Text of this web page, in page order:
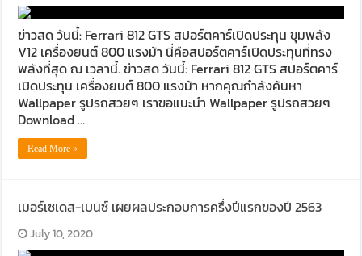
ข่าวสด วันนี้: Ferrari 812 GTS สปอร์ตคาร์เปิดประทุน ขุมพลัง
V12 เครื่องยนต์ 800 แรงม้า นี่คือสปอร์ตคาร์เปิดประทุนที่ทรง
พลังที่สุด ณ เวลานี้. ข่าวสด วันนี้: Ferrari 812 GTS สปอร์ตคาร์
เปิดประทุน เครื่องยนต์ 800 แรงม้า หากคุณกำลังค้นหา
Wallpaper รูปรถสวยๆ เราขอแนะนำ Wallpaper รูปรถสวยๆ
Download …
Read More »
เมอร์เซเดส-เบนซ์ เผยผลประกอบการครึ่งปีแรกของปี 2563
July 10, 2020